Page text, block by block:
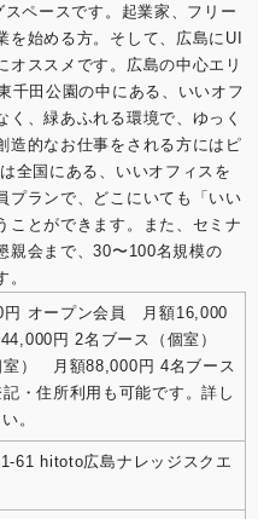
ペースです。起業家、フリー
を始める方。そして、広島にUI
オススメです。広島の中心エリ
千田公園の中にある、いいオフ
く、緑あふれる環境で、ゆっく
造的なお仕事をされる方にはピ
全国にある、いいオフィスを
プランで、どこにいても「いい
ことができます。また、セミナ
親会まで、30〜100名規模の
オープン会員 月額16,000
円 2名ブース（個室）
室） 月額88,000円 4名ブース
・住所利用も可能です。詳し
。
61 hitoto広島ナレッジスクエ